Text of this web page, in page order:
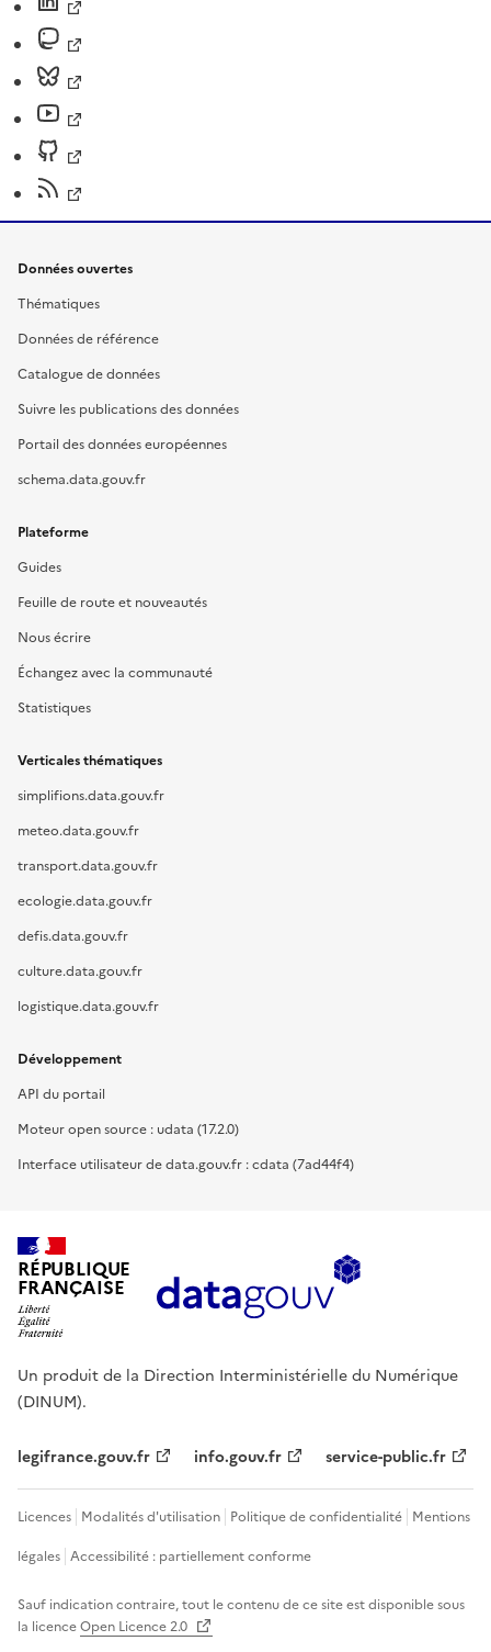
Données ouvertes
Thématiques
Données de référence
Catalogue de données
Suivre les publications des données
Portail des données européennes
schema.data.gouv.fr
Plateforme
Guides
Feuille de route et nouveautés
Nous écrire
Échangez avec la communauté
Statistiques
Verticales thématiques
simplifions.data.gouv.fr
meteo.data.gouv.fr
transport.data.gouv.fr
ecologie.data.gouv.fr
defis.data.gouv.fr
culture.data.gouv.fr
logistique.data.gouv.fr
Développement
API du portail
Moteur open source : udata (17.2.0)
Interface utilisateur de data.gouv.fr : cdata (7ad44f4)
RÉPUBLIQUE
FRANÇAISE
Un produit de la Direction Interministérielle du Numérique
(DINUM).
legifrance.gouv.fr info.gouv.fr service-public.fr
Licences Modalités d'utilisation Politique de confidentialité Mentions
légales Accessibilité : partiellement conforme
Sauf indication contraire, tout le contenu de ce site est disponible sous
la licenceOpen Licence 2.0